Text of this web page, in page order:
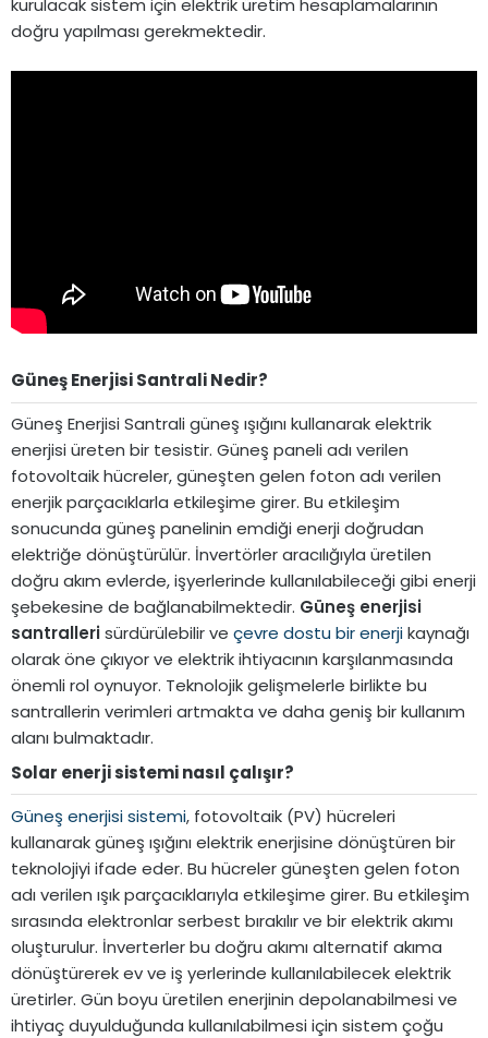
kurulacak sistem için elektrik üretim hesaplamalarının
doğru yapılması gerekmektedir.
Güneş Enerjisi Santrali Nedir?​
Güneş Enerjisi Santrali güneş ışığını kullanarak elektrik
enerjisi üreten bir tesistir. Güneş paneli adı verilen
fotovoltaik hücreler, güneşten gelen foton adı verilen
enerjik parçacıklarla etkileşime girer. Bu etkileşim
sonucunda güneş panelinin emdiği enerji doğrudan
elektriğe dönüştürülür. İnvertörler aracılığıyla üretilen
doğru akım evlerde, işyerlerinde kullanılabileceği gibi enerji
şebekesine de bağlanabilmektedir. Güneş enerjisi
santrallerisürdürülebilir ve çevre dostu bir enerjikaynağı
olarak öne çıkıyor ve elektrik ihtiyacının karşılanmasında
önemli rol oynuyor. Teknolojik gelişmelerle birlikte bu
santrallerin verimleri artmakta ve daha geniş bir kullanım
alanı bulmaktadır.
Solar enerji sistemi nasıl çalışır?​
Güneş enerjisi sistemi, fotovoltaik (PV) hücreleri
kullanarak güneş ışığını elektrik enerjisine dönüştüren bir
teknolojiyi ifade eder. Bu hücreler güneşten gelen foton
adı verilen ışık parçacıklarıyla etkileşime girer. Bu etkileşim
sırasında elektronlar serbest bırakılır ve bir elektrik akımı
oluşturulur. İnverterler bu doğru akımı alternatif akıma
dönüştürerek ev ve iş yerlerinde kullanılabilecek elektrik
üretirler. Gün boyu üretilen enerjinin depolanabilmesi ve
ihtiyaç duyulduğunda kullanılabilmesi için sistem çoğu